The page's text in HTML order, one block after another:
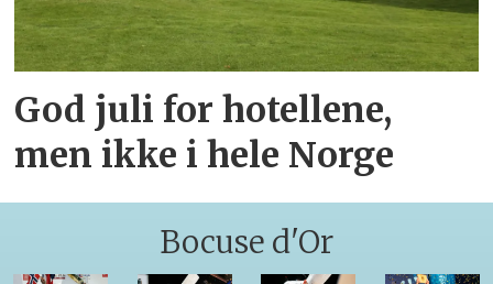
God juli for hotellene,
men ikke i hele Norge
Bocuse d'Or